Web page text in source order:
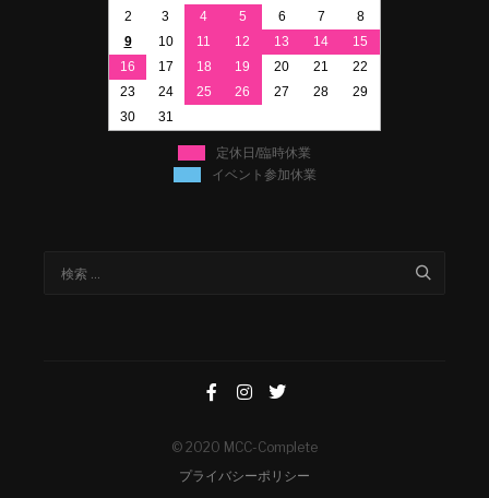
2
3 4 5 6 7
8
9
10 11 12 13 14
15
16
17 18 19 20 21
22
23
24 25 26 27 28
29
30
31
定休日/臨時休業
イベント参加休業
© 2020 MCC-Complete
プライバシーポリシー